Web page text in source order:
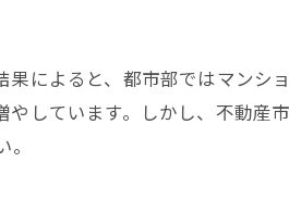
によると、都市部ではマンシ
しています。しかし、不動産